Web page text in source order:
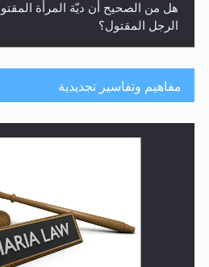
هل من الصحيح أن ديّة المرأة
الرجل المقتول؟
هل تعتبر الأشفار الاصطناعية
البلاستيكية وطلاء الأظافر حاجبا
مفاهيم وتفاسير تجديدية